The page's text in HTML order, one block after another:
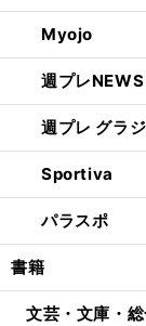
Myojo
週プレNEWS
週プレ グラ
Sportiva
パラスポ
書籍
文芸・文庫・